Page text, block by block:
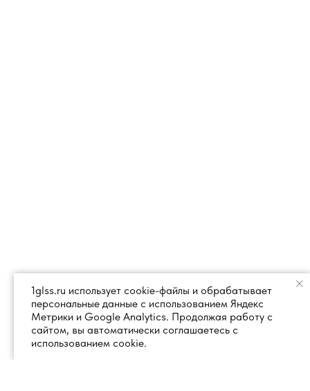
1glss.ru использует cookie-файлы и обрабатывает
персональные данные с использованием Яндекс
Метрики и Google Analytics. Продолжая работу с
сайтом, вы автоматически соглашаетесь с
использованием cookie.